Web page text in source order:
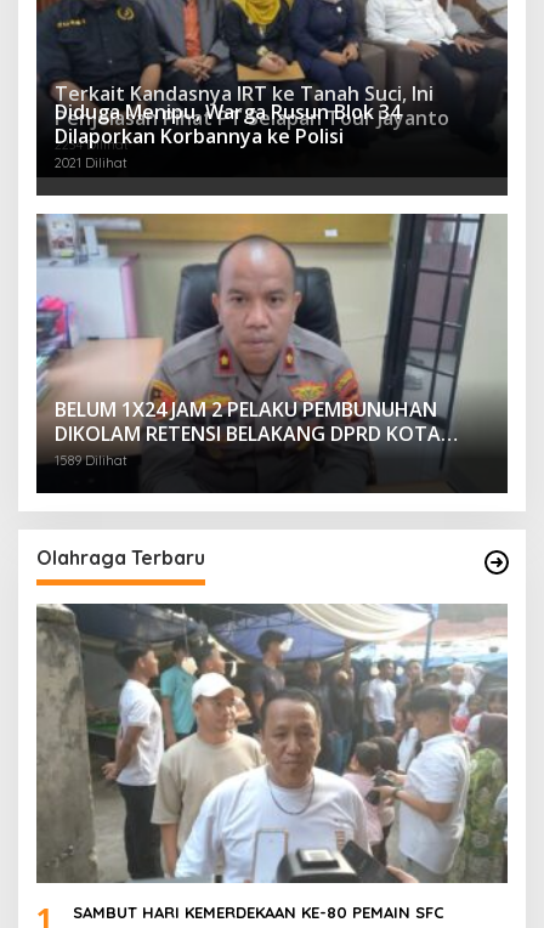
Terkait Kandasnya IRT ke Tanah Suci, Ini
Penjelasan Pihat PT Selapan Tour Jayanto
2234 Dilihat
Diduga Menipu, Warga Rusun Blok 34
Dilaporkan Korbannya ke Polisi
2021 Dilihat
BELUM 1X24 JAM 2 PELAKU PEMBUNUHAN
DIKOLAM RETENSI BELAKANG DPRD KOTA
PALEMBANG TELAH DIRINGKUS ANGGOTA
1589 Dilihat
Olahraga Terbaru
1
SAMBUT HARI KEMERDEKAAN KE-80 PEMAIN SFC